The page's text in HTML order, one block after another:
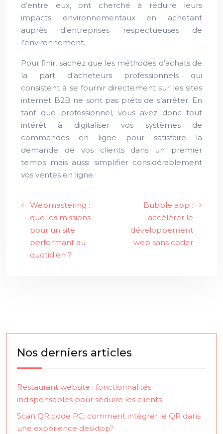
d’entre eux, ont cherché à réduire leurs
impacts environnementaux en achetant
auprès d’entreprises respectueuses de
l’environnement.
Pour finir, sachez que les méthodes d’achats de
la part d’acheteurs professionnels qui
consistent à se fournir directement sur les sites
internet B2B ne sont pas prêts de s’arrêter. En
tant que professionnel, vous avez donc tout
intérêt à digitaliser vos systèmes de
commandes en ligne pour satisfaire la
demande de vos clients dans un premier
temps mais aussi simplifier considérablement
vos ventes en ligne.
Webmastering :
quelles missions
pour un site
performant au
quotidien ?
Bubble app :
accélérer le
développement
web sans coder
Nos derniers articles
Restaurant website : fonctionnalités
indispensables pour séduire les clients
Scan QR code PC: comment intégrer le QR dans
une expérience desktop?